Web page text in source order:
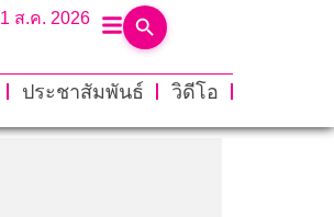
1 ส.ค. 2026
ประชาสัมพันธ์
วิดีโอ